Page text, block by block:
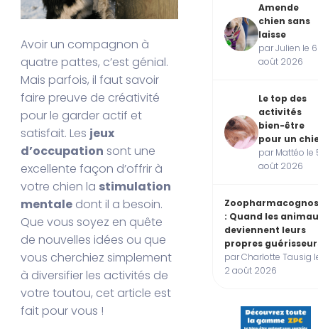
Avoir un compagnon à
quatre pattes, c’est génial.
Mais parfois, il faut savoir
faire preuve de créativité
pour le garder actif et
satisfait. Les jeux
d’occupation sont une
excellente façon d’offrir à
votre chien la stimulation
mentale dont il a besoin.
Que vous soyez en quête
de nouvelles idées ou que
vous cherchiez simplement
à diversifier les activités de
votre toutou, cet article est
fait pour vous !
Amende
chien sans
laisse
par Julien le 6
août 2026
Le top des
activités
bien-être
pour un
par Mattéo le
août 2026
: Quand les
deviennent leurs
propres
par Charlotte Tausig
2 août 2026